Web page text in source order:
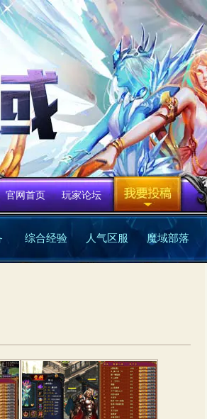
官网首页 玩家论坛
综合经验 人气区服 魔域部落